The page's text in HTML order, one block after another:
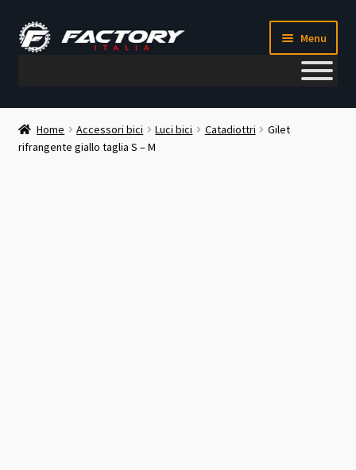
Vai
alla
Vai
al
Menu
Il mio account
Metodi di pagamento
Home Accessori bici Luci bici Catadiottri
Gilet
rifrangente giallo taglia S – M